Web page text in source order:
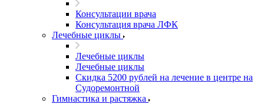
Консультации врача
Консультация врача ЛФК
Лечебные циклы
Лечебные циклы
Лечебные циклы
Скидка 5200 рублей на лечение в центре на
Судоремонтной
Гимнастика и растяжка